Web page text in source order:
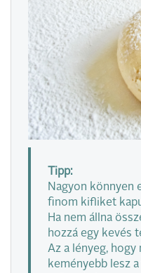
Tipp:
Nagyon könnyen
finom kifliket
Ha nem állna
hozzá egy kevés
Az a lényeg,
keményebb lesz